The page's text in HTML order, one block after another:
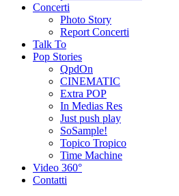
Concerti
Photo Story
Report Concerti
Talk To
Pop Stories
QpdOn
CINEMATIC
Extra POP
In Medias Res
Just push play
SoSample!
Topico Tropico
Time Machine
Video 360°
Contatti